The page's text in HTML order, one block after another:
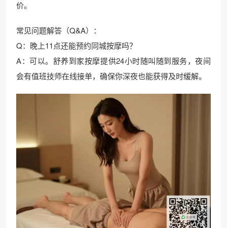
价。
常见问题解答（Q&A）：
Q：晚上11点还能预约同城按摩吗？
A：可以。舒养到家按摩提供24小时随叫随到服务，夜间
会有值班技师在线接单，确保你深夜也能获得及时缓解。